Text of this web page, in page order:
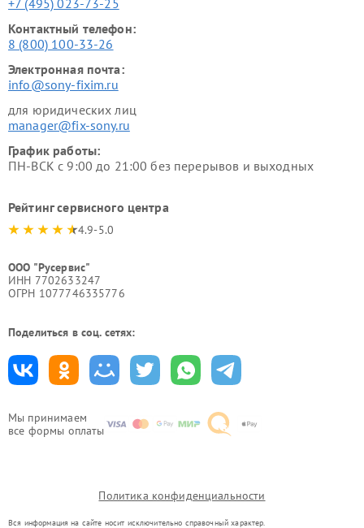
Мы принимаем
все формы оплаты
Контактный телефон:
8 (800) 100-33-26
Электронная почта:
info@sony-fixim.ru
для юридических лиц
manager@fix-sony.ru
График работы:
ПН-ВСК с 9:00 до 21:00 без перерывов и выходных
Рейтинг сервисного центра
4.9-5.0
ООО "Русервис"
ИНН 7702633247
ОГРН 1077746335776
Поделиться в соц. сетях:
Политика конфиденциальности
Вся информация на сайте носит исключительно справочный характер.